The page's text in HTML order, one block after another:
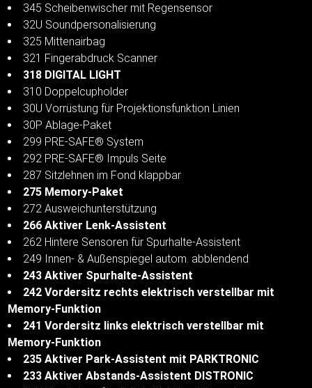
345 Scheibenwischer mit Regensensor
32U Soundpersonalisierung
325 Mittenairbag
321 Fingerabdruck Scanner
318 DIGITAL LIGHT
310 Doppelcupholder
30U Vorrüstung für Projektionsfunktion Linien
30P Ablage-Paket
299 PRE-SAFE® System
292 PRE-SAFE® Impuls Seite
287 Sitzlehnen im Fond klappbar
275 Memory-Paket
272 Ausweichunterstützung
266 Aktiver Lenk-Assistent
262 Hintere Sensoren für Spurhalte-Assistent
249 Innen- & Außenspiegel autom. abblendend
243 Aktiver Spurhalte-Assistent
242 Vordersitz rechts elektrisch verstellbar mit
Memory-Funktion
241 Vordersitz links elektrisch verstellbar mit
Memory-Funktion
235 Aktiver Park-Assistent mit PARKTRONIC
233 Aktiver Abstands-Assistent DISTRONIC